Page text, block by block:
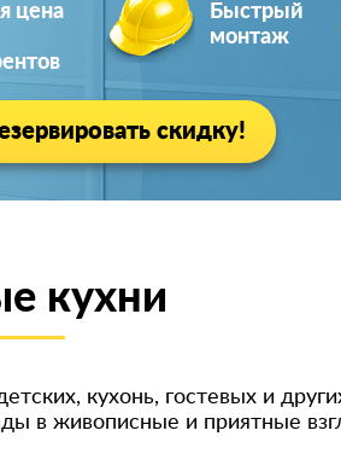
цена
Быстрый
монтаж
скидку!
кухни
кухонь, гостевых и
в живописные и приятные